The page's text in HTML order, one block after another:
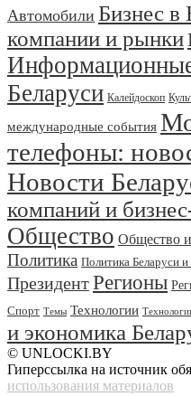
Автомобили Бизнес в
компании и рынки
Беларуси Калейдоскоп
международные события
телефоны:
Новости
компаний и
Общество Общество
Политика Политика Беларуси
ПрезидентРегионы
Спорт Темы Технологии
и экономика
© UNLOCKI.BY
Гиперссылка на источник
использования материалов